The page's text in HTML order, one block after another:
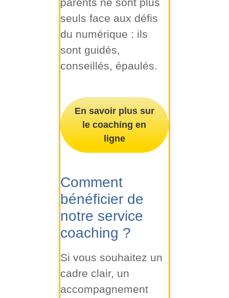
parents ne sont plus
seuls face aux défis
du numérique : ils
sont guidés,
conseillés, épaulés.
En savoir plus sur
le coaching en
ligne
Comment
bénéficier de
notre service
coaching ?
Si vous souhaitez un
cadre clair, un
accompagnement